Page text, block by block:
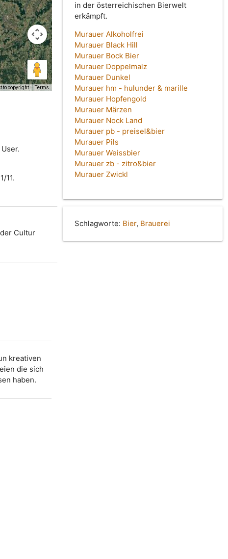
to copyright Terms
11.
Cultur
kreativen
die sich
haben.
in der österreichischen Bierwelt
erkämpft.
Murauer Alkoholfrei
Murauer Black Hill
Murauer Bock Bier
Murauer Doppelmalz
Murauer Dunkel
Murauer hm - hulunder & marille
Murauer Hopfengold
Murauer Märzen
Murauer Nock Land
Murauer pb - preisel&bier
Murauer Pils
Murauer Weissbier
Murauer zb - zitro&bier
Murauer Zwickl
Schlagworte: Bier, Brauerei